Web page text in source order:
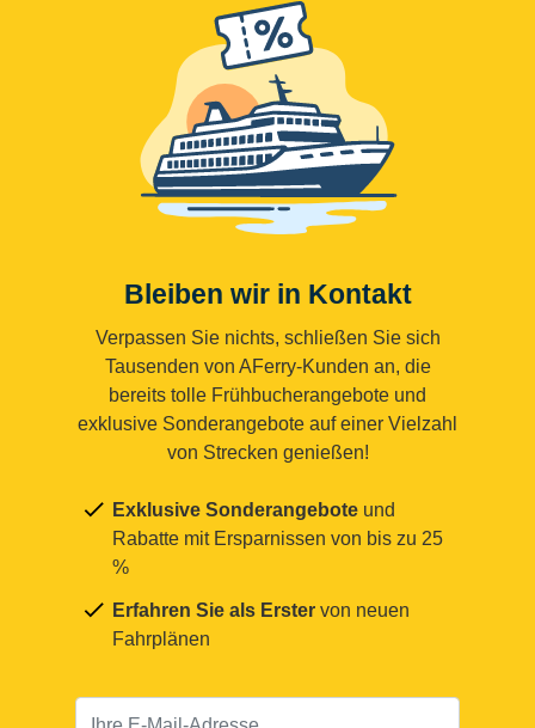
Bleiben wir in Kontakt
Verpassen Sie nichts, schließen Sie sich
Tausenden von AFerry-Kunden an, die
bereits tolle Frühbucherangebote und
exklusive Sonderangebote auf einer Vielzahl
von Strecken genießen!
Exklusive Sonderangebote und
Rabatte mit Ersparnissen von bis zu 25
%
Erfahren Sie als Erster von neuen
Fahrplänen